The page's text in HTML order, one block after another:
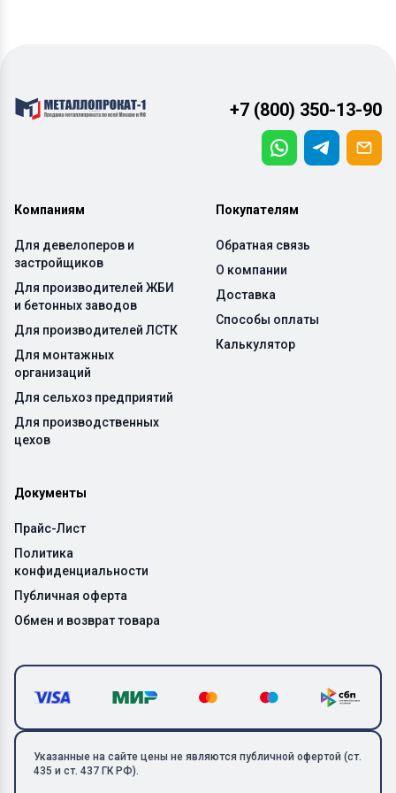
+7 (800) 350-13-90
Компаниям
Для девелоперов и
застройщиков
Для производителей ЖБИ
и бетонных заводов
Для производителей ЛСТК
Для монтажных
организаций
Для сельхоз предприятий
Для производственных
цехов
Покупателям
Обратная связь
О компании
Доставка
Способы оплаты
Калькулятор
Документы
Прайс-Лист
Политика
конфиденциальности
Публичная оферта
Обмен и возврат товара
Указанные на сайте цены не являются публичной офертой (ст.
435 и ст. 437 ГК РФ).